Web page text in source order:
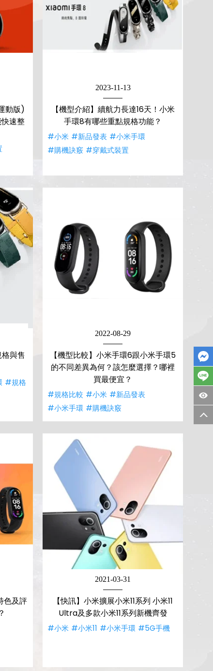
動版)
速整
2023-11-13
【機型介紹】續航力長達16天！小米
手環8有哪些重點規格功能？
#小米 #新品發表 #小米手環
#購機訣竅 #穿戴式裝置
與售
#規格
2022-08-29
【機型比較】小米手環6跟小米手環5
的不同差異為何？該怎麼選擇？哪裡
買最便宜？
#規格比較 #小米 #新品發表
#小米手環 #購機訣竅
色及評
2021-03-31
【快訊】小米擴展小米11系列 小米11
Ultra及多款小米11系列新機齊發
#小米 #小米11 #小米手環 #5G手機